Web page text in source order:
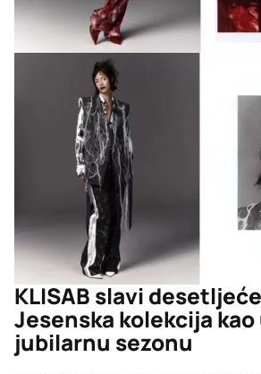
KLISAB slavi
Jesenska kolekcija kao
jubilarnu sezonu